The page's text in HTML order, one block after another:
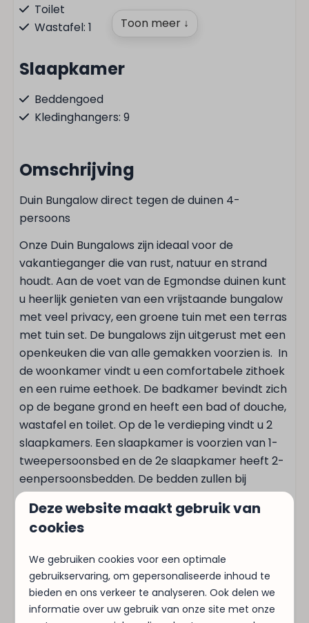
Toilet
Wastafel: 1
Slaapkamer
Beddengoed
Kledinghangers: 9
Keuken
Keukengerei
Filter koffieapparaat
Pannen
Bestek
Eettafel
Borden
Vaatwasser
Drinkglazen
Afzuigkap
Broodrooster
Waterkoker: Elektrische waterkoker
Magnetron: Combimagnetron
Oven: Heteluchtoven
Koelkast: Met vriesvak
Wassen en drogen
Droogrek
Stofzuiger
Verwarming & Verkoeling
Toon meer ↓
Omschrijving
Duin Bungalow direct tegen de duinen 4-
persoons
Onze Duin Bungalows zijn ideaal voor de
vakantieganger die van rust, natuur en strand
houdt. Aan de voet van de Egmondse duinen kunt
u heerlijk genieten van een vrijstaande bungalow
met veel privacy, een groene tuin met een terras
met tuin set. De bungalows zijn uitgerust met een
openkeuken die van alle gemakken voorzien is. In
de woonkamer vindt u een comfortabele zithoek
en een ruime eethoek. De badkamer bevindt zich
op de begane grond en heeft een bad of douche,
wastafel en toilet. Op de 1e verdieping vindt u 2
slaapkamers. Een slaapkamer is voorzien van 1-
tweepersoonsbed en de 2e slaapkamer heeft 2-
eenpersoonsbedden. De bedden zullen bij
aankomst al heerlijk voor u opgemaakt zijn.
Voor de rustzoeker bent u bij ons aan het juiste
adres, veel accommodaties hebben groene
rust en privacy. Ons park grenst direct aan het
Noordhollands Duinreservaat. In het
Noordhollands Duinreservaat kunt u heerlijke
Deze website maakt gebruik van
cookies
We gebruiken cookies voor een optimale
gebruikservaring, om gepersonaliseerde inhoud te
bieden en ons verkeer te analyseren. Ook delen we
informatie over uw gebruik van onze site met onze